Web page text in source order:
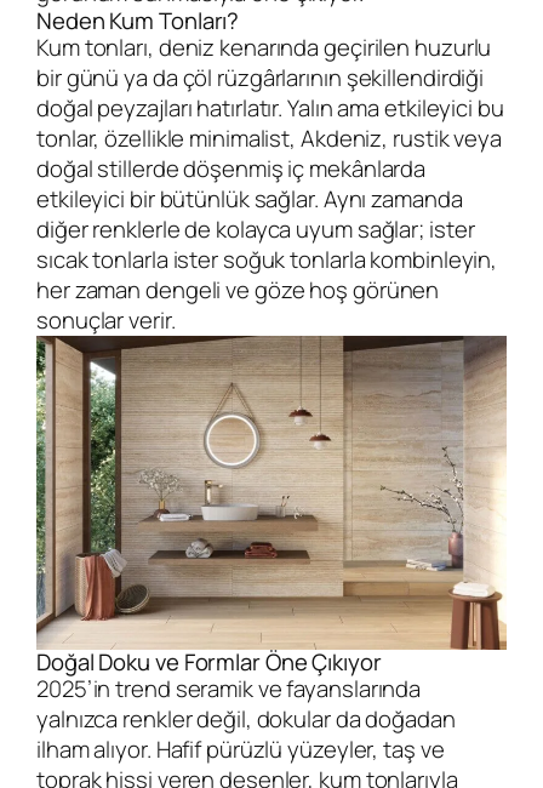
Neden Kum Tonları?
Kum tonları, deniz kenarında geçirilen huzurlu
bir günü ya da çöl rüzgârlarının şekillendirdiği
doğal peyzajları hatırlatır. Yalın ama etkileyici bu
tonlar, özellikle minimalist, Akdeniz, rustik veya
doğal stillerde döşenmiş iç mekânlarda
etkileyici bir bütünlük sağlar. Aynı zamanda
diğer renklerle de kolayca uyum sağlar; ister
sıcak tonlarla ister soğuk tonlarla kombinleyin,
her zaman dengeli ve göze hoş görünen
sonuçlar verir.
Doğal Doku ve Formlar Öne Çıkıyor
2025’in trend seramik ve fayanslarında
yalnızca renkler değil, dokular da doğadan
ilham alıyor. Hafif pürüzlü yüzeyler, taş ve
toprak hissi veren desenler, kum tonlarıyla